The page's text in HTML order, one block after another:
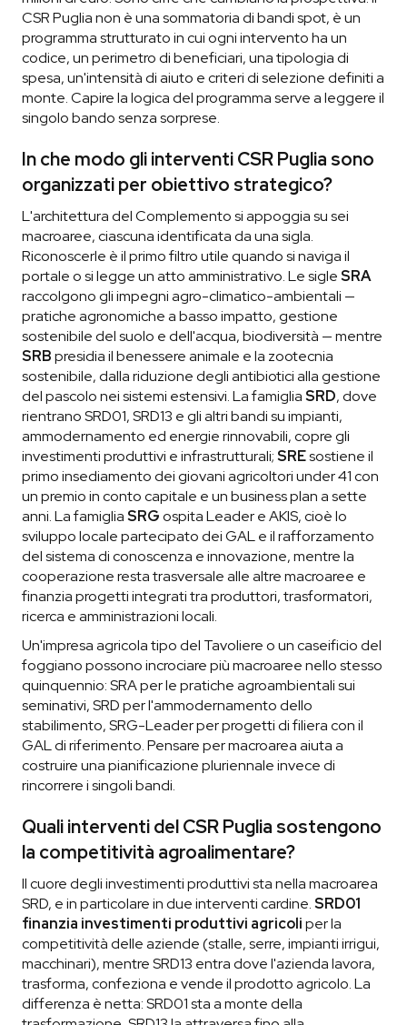
CSR Puglia non è una sommatoria di bandi spot, è un
programma strutturato in cui ogni intervento ha un
codice, un perimetro di beneficiari, una tipologia di
spesa, un'intensità di aiuto e criteri di selezione definiti a
monte. Capire la logica del programma serve a leggere il
singolo bando senza sorprese.
In che modo gli interventi CSR Puglia sono
organizzati per obiettivo strategico?
L'architettura del Complemento si appoggia su sei
macroaree, ciascuna identificata da una sigla.
Riconoscerle è il primo filtro utile quando si naviga il
portale o si legge un atto amministrativo. Le sigleSRA
raccolgono gli impegni agro-climatico-ambientali —
pratiche agronomiche a basso impatto, gestione
sostenibile del suolo e dell'acqua, biodiversità — mentre
SRBpresidia il benessere animale e la zootecnia
sostenibile, dalla riduzione degli antibiotici alla gestione
del pascolo nei sistemi estensivi. La famigliaSRD, dove
rientrano SRD01, SRD13 e gli altri bandi su impianti,
ammodernamento ed energie rinnovabili, copre gli
investimenti produttivi e infrastrutturali;SREsostiene il
primo insediamento dei giovani agricoltori under 41 con
un premio in conto capitale e un business plan a sette
anni. La famigliaSRGospita Leader e AKIS, cioè lo
sviluppo locale partecipato dei GAL e il rafforzamento
del sistema di conoscenza e innovazione, mentre la
cooperazione resta trasversale alle altre macroaree e
finanzia progetti integrati tra produttori, trasformatori,
ricerca e amministrazioni locali.
Un'impresa agricola tipo del Tavoliere o un caseificio del
foggiano possono incrociare più macroaree nello stesso
quinquennio: SRA per le pratiche agroambientali sui
seminativi, SRD per l'ammodernamento dello
stabilimento, SRG-Leader per progetti di filiera con il
GAL di riferimento. Pensare per macroarea aiuta a
costruire una pianificazione pluriennale invece di
rincorrere i singoli bandi.
Quali interventi del CSR Puglia sostengono
la competitività agroalimentare?
Il cuore degli investimenti produttivi sta nella macroarea
SRD, e in particolare in due interventi cardine.SRD01
finanzia investimenti produttivi agricoliper la
competitività delle aziende (stalle, serre, impianti irrigui,
macchinari), mentre SRD13 entra dove l'azienda lavora,
trasforma, confeziona e vende il prodotto agricolo. La
differenza è netta: SRD01 sta a monte della